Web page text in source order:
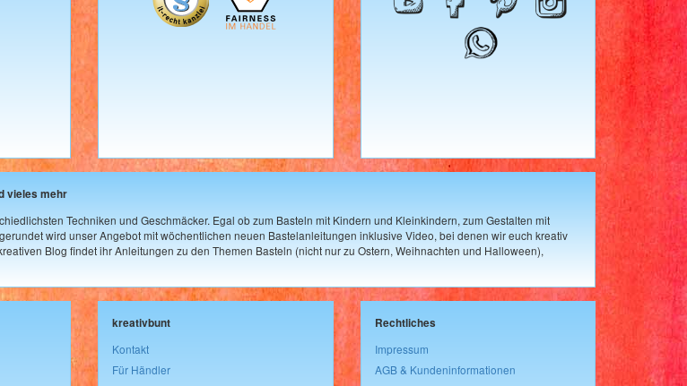
vieles mehr
Techniken und Geschmäcker. Egal ob zum Basteln mit Kindern und Kleinkindern, zum Gestalten mit
wird unser Angebot mit wöchentlichen neuen Bastelanleitungen inklusive Video, bei denen wir euch kreativ
Blog findet ihr Anleitungen zu den Themen Basteln (nicht nur zu Ostern, Weihnachten und Halloween),
kreativbunt
Kontakt
Für Händler
Rechtliches
Impressum
AGB & Kundeninformationen